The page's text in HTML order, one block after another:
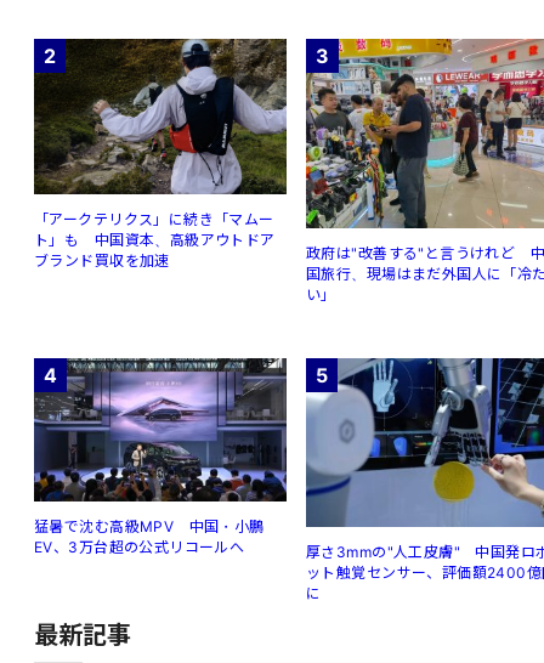
2
「アークテリクス」に続き「マムー
ト」も 中国資本、高級アウトドア
ブランド買収を加速
3
政府は"改善する"と言うけれど
国旅行、現場はまだ外国人に「冷
い」
4
猛暑で沈む高級MPV 中国・小鵬
EV、3万台超の公式リコールへ
5
厚さ3mmの"人工皮膚" 中国発ロ
ット触覚センサー、評価額2400
に
最新記事